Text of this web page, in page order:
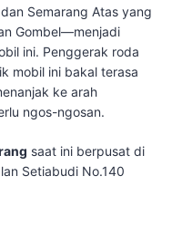
Semarang Atas yang
Gombel—menjadi
ini. Penggerak roda
mobil ini bakal terasa
ke arah
ngos-ngosan.
saat ini berpusat di
Setiabudi No.140